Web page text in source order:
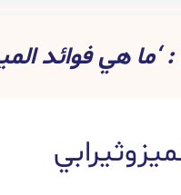
: ‘ما هي فوائد